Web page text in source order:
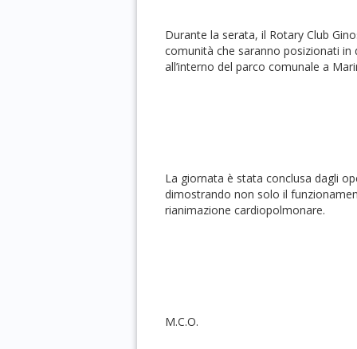
Durante la serata, il Rotary Club
comunità che saranno posizionati in
all’interno del parco comunale a
La giornata è stata conclusa dagli
dimostrando non solo il
rianimazione cardiopolmonare.
M.C.O.